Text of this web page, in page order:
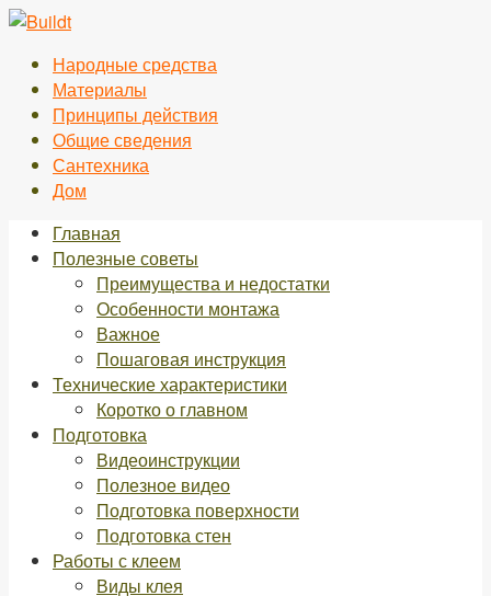
Перейти
контентуНародные средства
Материалы
Принципы действия
Общие сведения
Сантехника
Дом
Главная
Полезные советы
Преимущества и недостатки
Особенности монтажа
Важное
Пошаговая инструкция
Технические характеристики
Коротко о главном
Подготовка
Видеоинструкции
Полезное видео
Подготовка поверхности
Подготовка стен
Работы с клеем
Виды клея